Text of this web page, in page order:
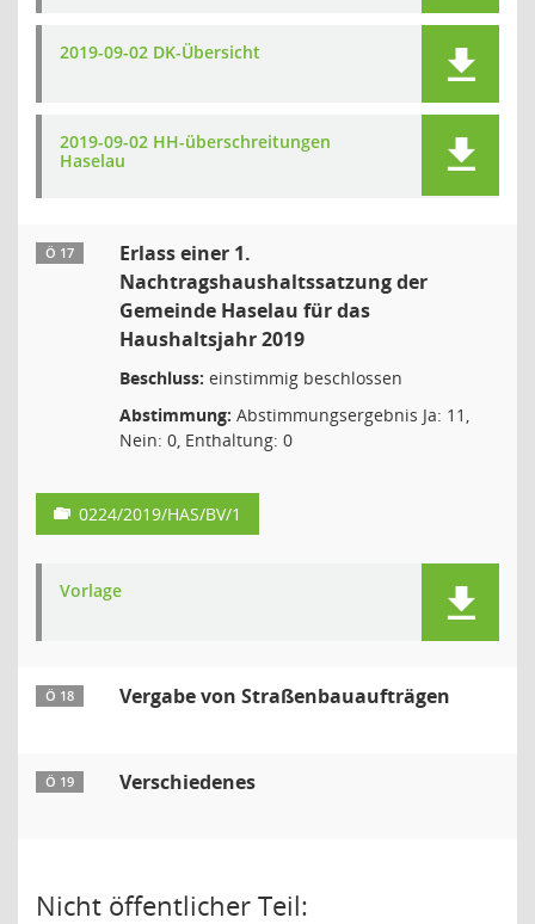
2019-09-02 DK-Übersicht
2019-09-02 HH-überschreitungen
Haselau
Ö 17
Erlass einer 1.
Nachtragshaushaltssatzung der
Gemeinde Haselau für das
Haushaltsjahr 2019
Beschluss: einstimmig beschlossen
Abstimmung: Abstimmungsergebnis Ja: 11,
Nein: 0, Enthaltung: 0
0224/2019/HAS/BV/1
Vorlage
Ö 18 Vergabe von Straßenbauaufträgen
Ö 19 Verschiedenes
Nicht öffentlicher Teil: